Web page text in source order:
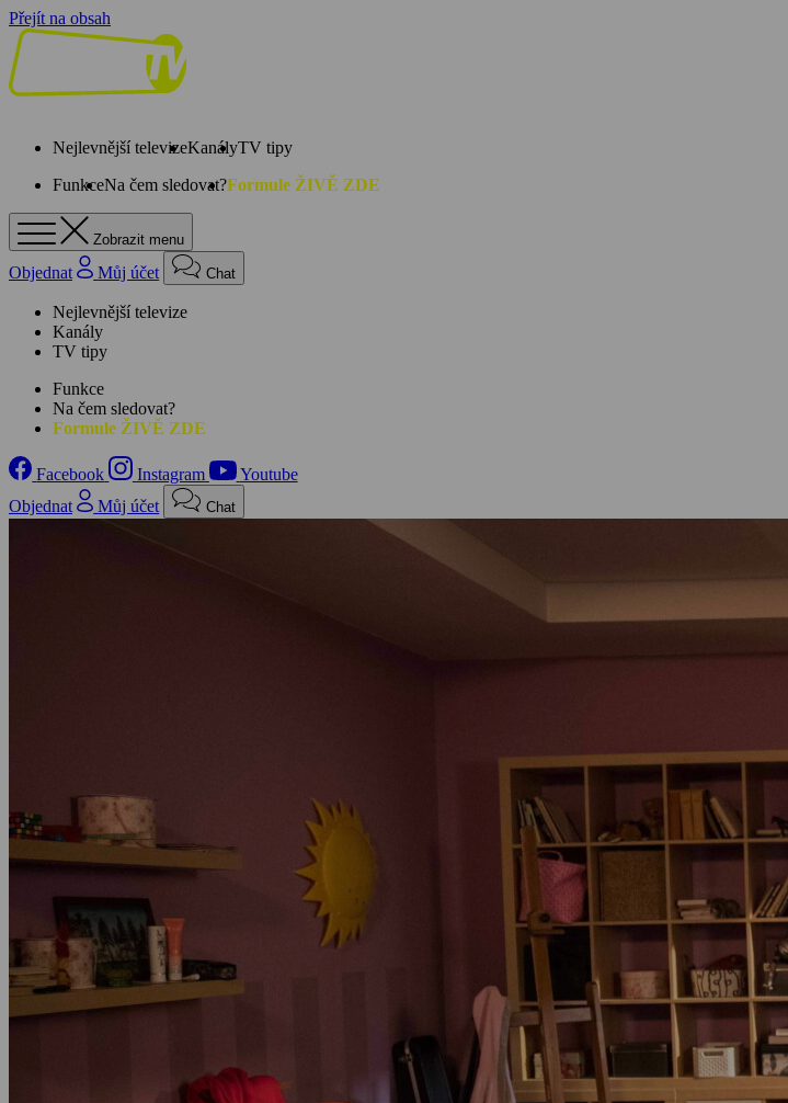
Přejít na obsah
Nejlevnější televizeKanályTV tipy
FunkceNa čem sledovat?Formule ŽIVĚ ZDE
Zobrazit menu
Objednat Můj účet Chat
Nejlevnější televize
Kanály
TV tipy
Funkce
Na čem sledovat?
Formule ŽIVĚ ZDE
Facebook Instagram
Youtube
Objednat
Můj účet Chat